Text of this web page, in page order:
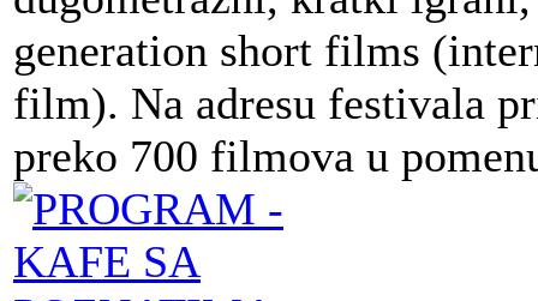
generation short films
film). Na adresu festivala
preko 700 filmova u